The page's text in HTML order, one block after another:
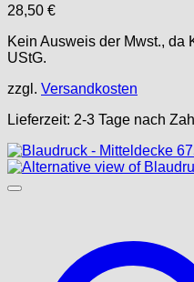
28,50 €
Kein Ausweis der Mwst., da
UStG.
zzgl. Versandkosten
Lieferzeit: 2-3 Tage nach